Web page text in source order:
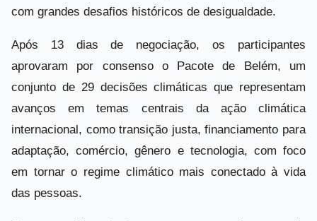
com grandes desafios históricos de desigualdade.
Após 13 dias de negociação, os participantes
aprovaram por consenso o Pacote de Belém, um
conjunto de 29 decisões climáticas que representam
avanços em temas centrais da ação climática
internacional, como transição justa, financiamento para
adaptação, comércio, gênero e tecnologia, com foco
em tornar o regime climático mais conectado à vida
das pessoas.